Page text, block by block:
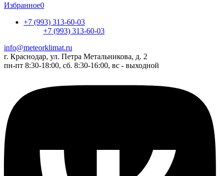
Избранное0
+7 (993) 313-60-03
+7 (993) 313-60-03
info@meteorklimat.ru
г. Краснодар, ул. Петра Метальникова, д. 2
пн-пт 8:30-18:00, сб. 8:30-16:00, вс - выходной